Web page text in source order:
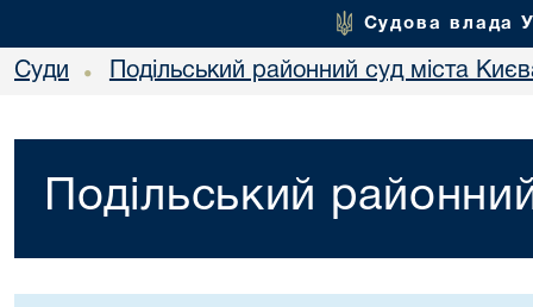
Судова влада
Суди • Подільський районний суд міста
Подільський